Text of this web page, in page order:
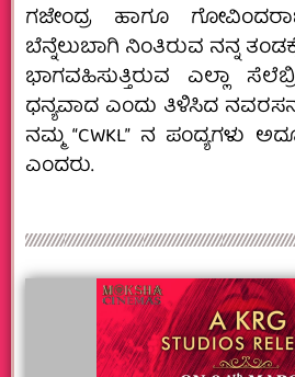
ಗಜೇಂದ್ರ ಹಾಗೂ
ಬೆನ್ನೆಲುಬಾಗಿ ನಿಂತಿರುವ ನನ್ನ
ಭಾಗವಹಿಸುತ್ತಿರುವ ಎಲ್ಲಾ
ಧನ್ಯವಾದ ಎಂದು ತಿಳಿಸಿದ
ನಮ್ಮ “CWKL” ನ ಪಂದ್ಯಗಳು
ಎಂದರು.